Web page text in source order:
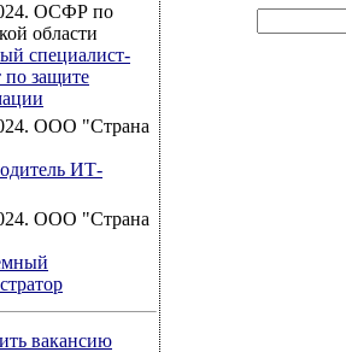
. ОСФР по
области
специалист-
по защите
. ООО "Страна
ИТ-
. ООО "Страна
вакансию